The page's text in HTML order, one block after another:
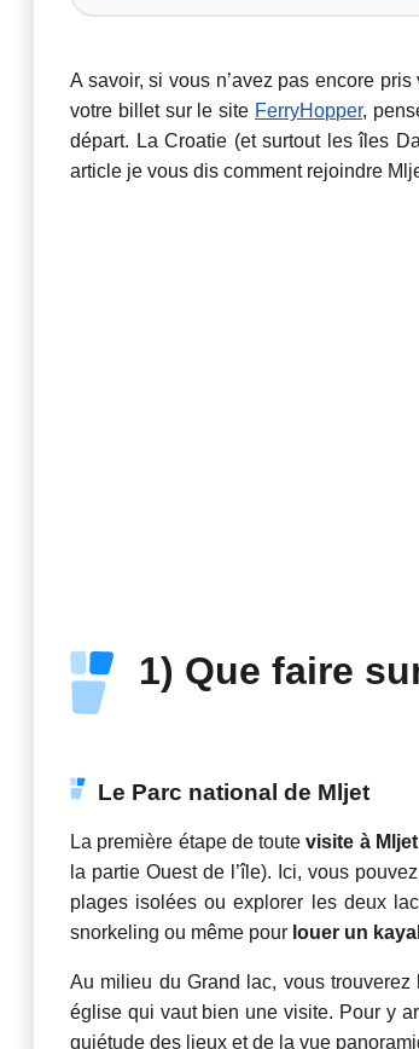
A savoir, si vous n’avez pas encore
votre billet sur le site FerryHopper,
départ. La Croatie (et surtout les îles
article je vous dis comment rejoindre
1) Que faire
Le Parc national de Mljet
La première étape de toutevisite à Mljet
la partie Ouest de l’île). Ici, vous
plages isolées ou explorer les deux
snorkeling ou même pour louer un
Au milieu du Grand lac, vous trouverez
église qui vaut bien une visite. Pour y
quiétude des lieux et de la vue